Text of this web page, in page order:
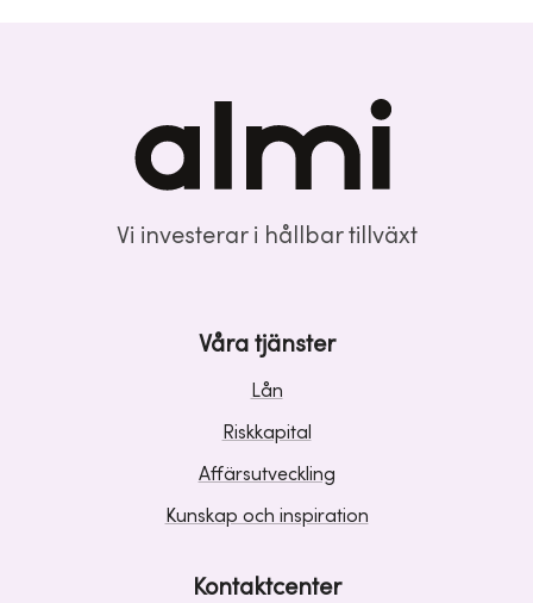
Vi investerar i hållbar tillväxt
Våra tjänster
Lån
Riskkapital
Affärsutveckling
Kunskap och inspiration
Kontaktcenter